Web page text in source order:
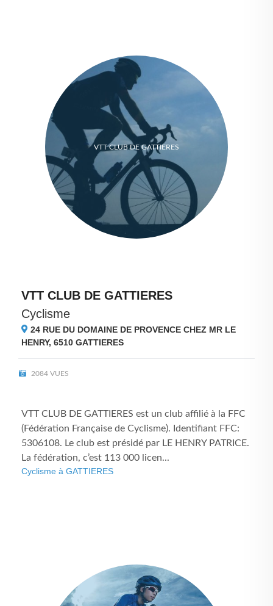
VTT CLUB DE GATTIERES
VTT CLUB DE GATTIERES
Cyclisme
24 RUE DU DOMAINE DE PROVENCE CHEZ MR LE
HENRY, 6510 GATTIERES
2084 VUES
VTT CLUB DE GATTIERES est un club affilié à la FFC
(Fédération Française de Cyclisme). Identifiant FFC:
5306108. Le club est présidé par LE HENRY PATRICE.
La fédération, c’est 113 000 licen...
Cyclisme à GATTIERES